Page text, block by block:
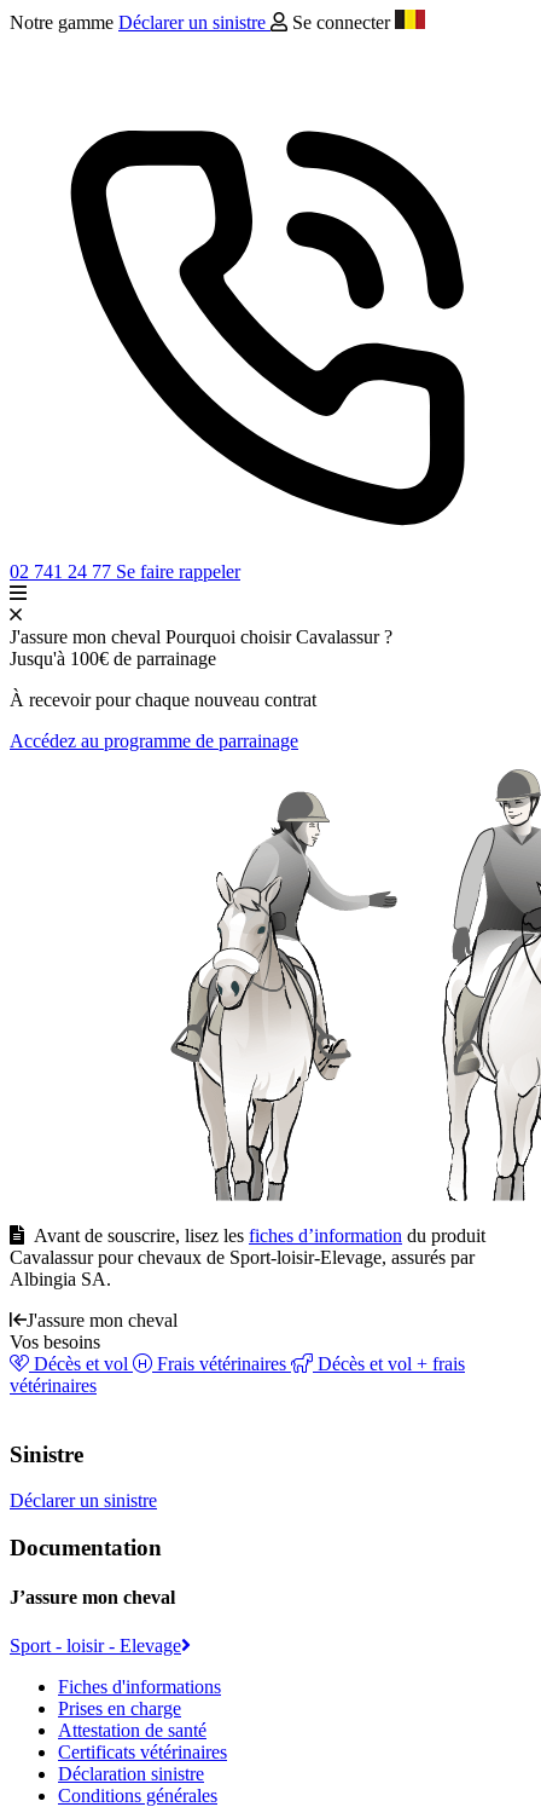
Notre gamme Déclarer un sinistre Se connecter
02 741 24 77 Se faire rappeler
J'assure mon cheval Pourquoi choisir Cavalassur ?
Jusqu'à 100€ de parrainage
À recevoir pour chaque nouveau contrat
Accédez au programme de parrainage
Avant de souscrire, lisez les fiches d’information du produit
Cavalassur pour chevaux de Sport-loisir-Elevage, assurés par
Albingia SA.
J'assure mon cheval
Vos besoins
Décès et vol
Frais vétérinaires
Décès et vol + frais
vétérinaires
Sinistre
Déclarer un sinistre
Documentation
J’assure mon cheval
Sport - loisir - Elevage
Fiches d'informations
Prises en charge
Attestation de santé
Certificats vétérinaires
Déclaration sinistre
Conditions générales